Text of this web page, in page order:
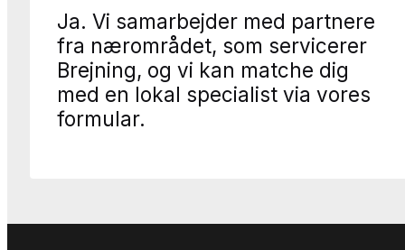
Ja. Vi samarbejder med partnere
fra nærområdet, som servicerer
Brejning, og vi kan matche dig
med en lokal specialist via vores
formular.